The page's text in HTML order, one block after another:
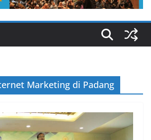
Marketing di Padang